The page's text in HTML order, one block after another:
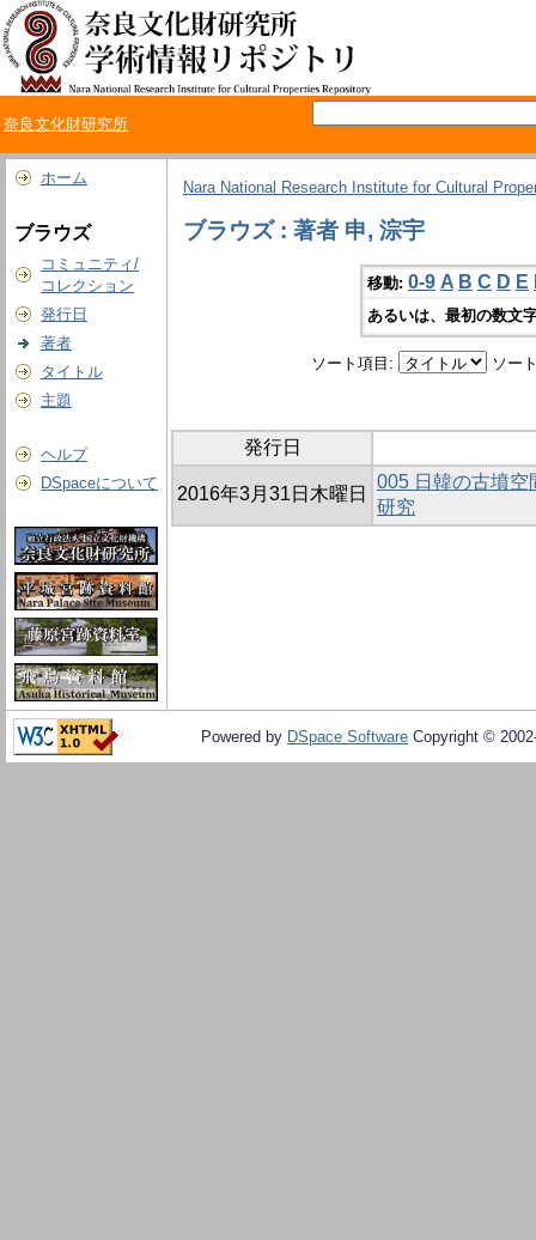
奈良文化財研究所
ホーム
ブラウズ
コミュニティ/
コレクション
発行日
著者
タイトル
主題
ヘルプ
DSpaceについて
Nara National Research Institute for Cultural
ブラウズ : 著者 申, 淙宇
移動: 0-9 A B C D E
あるいは、最初の数文
ソート項目: ソー
発行日
2016年3月31日木曜日
005 日韓の古墳空
研究
Powered by DSpace Software Copyright ©